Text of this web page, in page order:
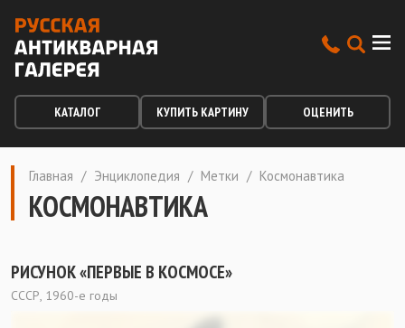
КАТАЛОГ КУПИТЬ КАРТИНУ ОЦЕНИТЬ
Главная / Энциклопедия / Метки / Космонавтика
КОСМОНАВТИКА
РИСУНОК «ПЕРВЫЕ В КОСМОСЕ»
СССР, 1960-е годы